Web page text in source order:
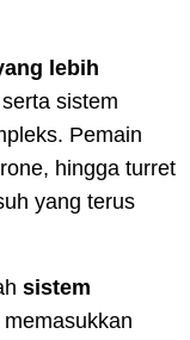
lebih
sistem
Pemain
hingga turret
yang terus
sistem